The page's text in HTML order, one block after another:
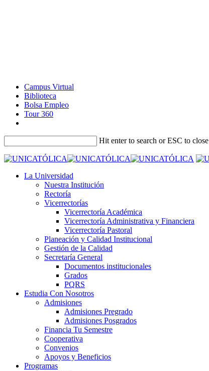
Campus Virtual
Biblioteca
Bolsa Empleo
Tour 360
Hit enter to search or ESC to close
La Universidad
Nuestra Institución
Rectoría
Vicerrectorías
Vicerrectoría Académica
Vicerrectoría Administrativa y Financiera
Vicerrectoría Pastoral
Planeación y Calidad Institucional
Gestión de la Calidad
Secretaría General
Documentos institucionales
Grados
PQRS
Estudia Con Nosotros
Admisiones
Admisiones Pregrado
Admisiones Posgrados
Financia Tu Semestre
Cooperativa
Convenios
Apoyos y Beneficios
Programas